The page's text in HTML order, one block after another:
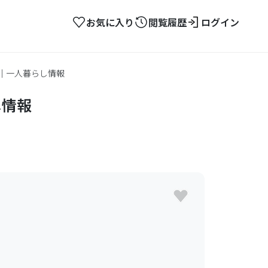
お気に入り 閲覧履歴 ログイン
一人暮らし情報
報